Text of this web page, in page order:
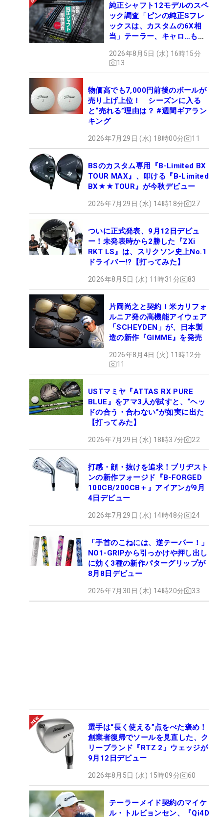
純正シャフト12モデルのスペ
ック調査「ピンの純正Sフレ
ックスは、カスタムの6X相
当」テーラー、キャロ…もチ
2026年8月5日 (水) 16時15分
13
物価高でも7,000円前後のボールが
売り上げ上位！ シーズンに入る
と“売れる”理由は？ #週間ギアラン
キング
2026年7月29日 (水) 18時00分 11
BSのカスタム専用『B-Limited BX
TOUR MAX』、叩ける『B-Limited
BX★★TOUR』が今秋デビュー
2026年7月29日 (水) 14時18分 27
ついに正式発表、9月12日デビュ
ー！未発表時から2勝した『ZXi
RKT LS』は、スリクソン史上No.1
ドライバー!?【打ってみた】
2026年8月5日 (水) 11時31分 83
片岡尚之と契約！米カリフォ
ルニア発の高機能アイウェア
「SCHEYDEN」が、日本製
造の新作『GIMME』を発売
2026年8月4日 (火) 11時12分
11
USTマミヤ『ATTAS RX PURE
BLUE』をアマ3人が試すと、“ヘッ
ドの合う・合わない”が如実に出た
【打ってみた】
2026年7月29日 (水) 18時37分 22
打感・顔・抜けを追求！ブリヂスト
ンの新作フォージド『B-FORGED
100CB/200CB＋』アイアンが9月
4日デビュー
2026年7月29日 (水) 14時48分 24
「手首のこねには、逆テーパー！」
NO1-GRIPから引っかけや押し出し
に効く3種の新作パターグリップが
8月8日デビュー
2026年7月30日 (木) 14時20分 33
選手は“長く使える”点をべた褒め！
創業者復帰でソールを見直した、ク
リーブランド『RTZ 2』ウェッジが
9月12日デビュー
2026年8月5日 (水) 15時09分 60
テーラーメイド契約のマイケ
ル・トルビョンセン、『Qi4D